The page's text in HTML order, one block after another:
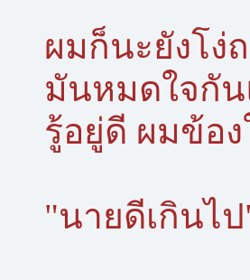
ผมก็นะยังโง่
มันหมดใจกัน
รู้อยู่ดี ผมข้อ
"นายดีเกินไ